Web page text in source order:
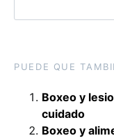
PUEDE QUE
Boxeo y
cuidado
Boxeo y